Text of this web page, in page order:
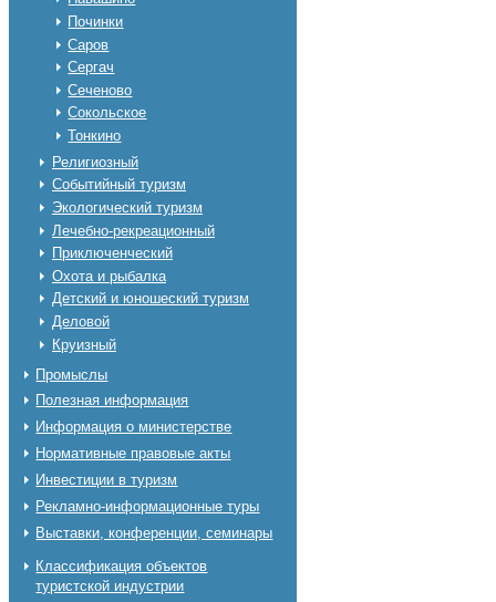
Починки
Саров
Сергач
Сеченово
Сокольское
Тонкино
Религиозный
Событийный туризм
Экологический туризм
Лечебно-рекреационный
Приключенческий
Охота и рыбалка
Детский и юношеский туризм
Деловой
Круизный
Промыслы
Полезная информация
Информация о министерстве
Нормативные правовые акты
Инвестиции в туризм
Рекламно-информационные туры
Выставки, конференции, семинары
Классификация объектов
туристской индустрии